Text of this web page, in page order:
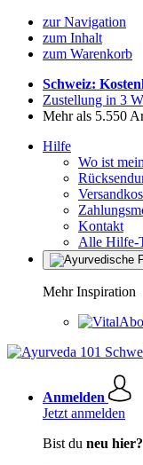
zur Navigation
zum Inhalt
zum Warenkorb
Schweiz:
Zustellung in 3
Mehr als 5.550
Hilfe
Wo ist
Kontakt
Alle Hilfe-
Mehr Inspiration
Anmelden
Jetzt anmelden
Bist du neu hier?